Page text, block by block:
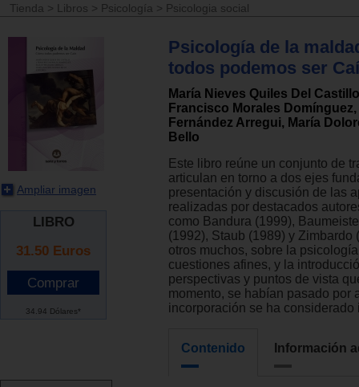
Tienda > Libros > Psicología > Psicologia social
Ampliar imagen
LIBRO
31.50 Euros
34.94 Dólares*
Psicología de la
todos podemos ser
María Nieves Quiles Del
Francisco Morales
Fernández Arregui, María
Bello
Este libro reúne un conjunto de
articulan en torno a dos ejes
presentación y discusión de las
realizadas por destacados
como Bandura (1999),
(1992), Staub (1989) y Zimbardo
otros muchos, sobre la
cuestiones afines, y la
perspectivas y puntos de vista
momento, se habían pasado por
incorporación se ha considerado
Contenido Información